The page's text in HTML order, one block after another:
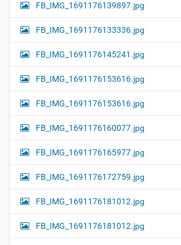
FB_IMG_1691176139897.jpg
FB_IMG_1691176133336.jpg
FB_IMG_1691176145241.jpg
FB_IMG_1691176153616.jpg
FB_IMG_1691176153616.jpg
FB_IMG_1691176160077.jpg
FB_IMG_1691176165977.jpg
FB_IMG_1691176172759.jpg
FB_IMG_1691176181012.jpg
FB_IMG_1691176181012.jpg